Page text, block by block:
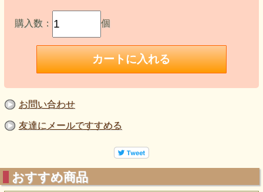
購入数： 個
お問い合わせ
友達にメールですすめる
おすすめ商品